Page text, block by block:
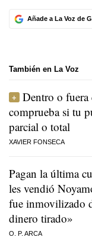
Añade a La Voz de
También en La Voz
Dentro o fuera
comprueba si tu
parcial o total
XAVIER FONSECA
Pagan la última
les vendió
fue inmovilizado
dinero tirado»
O. P. ARCA